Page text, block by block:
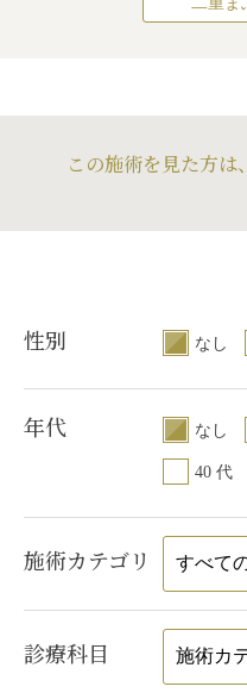
この施術を見た方
性別 なし
年代 なし
40 代
施術カテゴリ
診療科目